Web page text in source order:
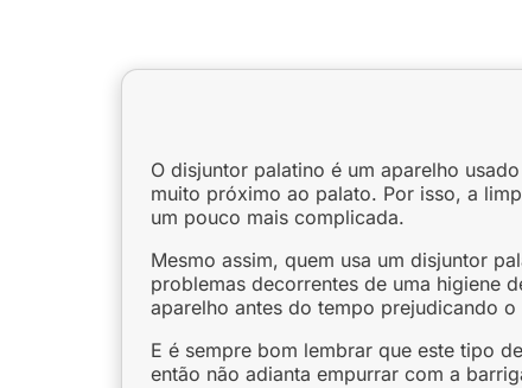
O disjuntor palatino é um aparelho
muito próximo ao palato. Por isso, a
um pouco mais complicada.
Mesmo assim, quem usa um disjuntor
problemas decorrentes de uma higiene
aparelho antes do tempo prejudicando
E é sempre bom lembrar que este tipo
então não adianta empurrar com a